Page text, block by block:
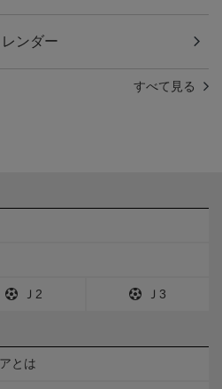
ンダー
すべて見る
Ｊ2 Ｊ3
とは